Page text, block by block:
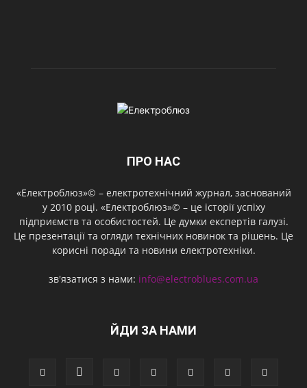
ПРО НАС
«Електроблюз»© – електротехнічний журнал, заснований
у 2010 році. «Електроблюз»© – це історії успіху
підприємств та особистостей. Це думки експертів галузі.
Це презентації та огляди технічних новинок та рішень. Це
корисні поради та новини електротехніки.
зв'язатися з нами: info@electroblues.com.ua
ЙДИ ЗА НАМИ